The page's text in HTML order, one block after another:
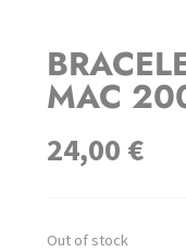
MAC
24,00 €
Out of stock